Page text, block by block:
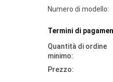
Numero di modello:
Termini di
Quantità di ordine
minimo:
Prezzo: